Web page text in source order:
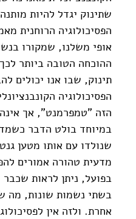
שתינוק יגדל להיות
הפסיכולוגיה הרוחנית
אופי משלנו, שמקורו
ההוכחה הטובה ביותר
תינוק, שבו אנו יכולים
הפסיכולוגיה
הזה "טמפרמנט", אך
במיוחד בולט הדבר
שנולדו עם אותו מטען
מדעית טהורה אמורים
בפועל, ניתן לראות
בשתי נשמות שונות, מה
אחרת. ולזה אין